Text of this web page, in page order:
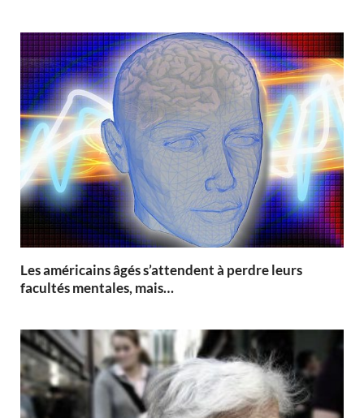
Les américains âgés s’attendent à perdre leurs
facultés mentales, mais…